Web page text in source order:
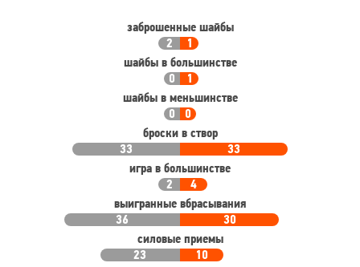
заброшенные шайбы
2
1
шайбы в большинстве
0
1
шайбы в меньшинстве
0
0
броски в створ
33
33
игра в большинстве
2
4
выигранные вбрасывания
36
30
силовые приемы
23
10